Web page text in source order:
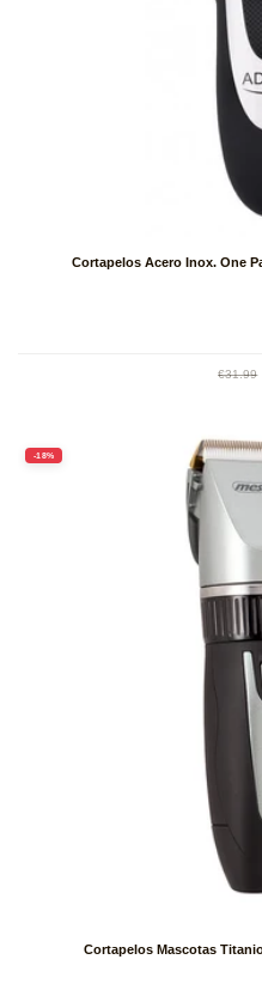
Cortapelos Acero Inox. One
Precio
€31.99
-18%
Cortapelos Mascotas